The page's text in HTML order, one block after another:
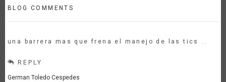
BLOG COMMENTS
una barrera mas que frena el manejo de las tics ..
REPLY
German Toledo Cespedes